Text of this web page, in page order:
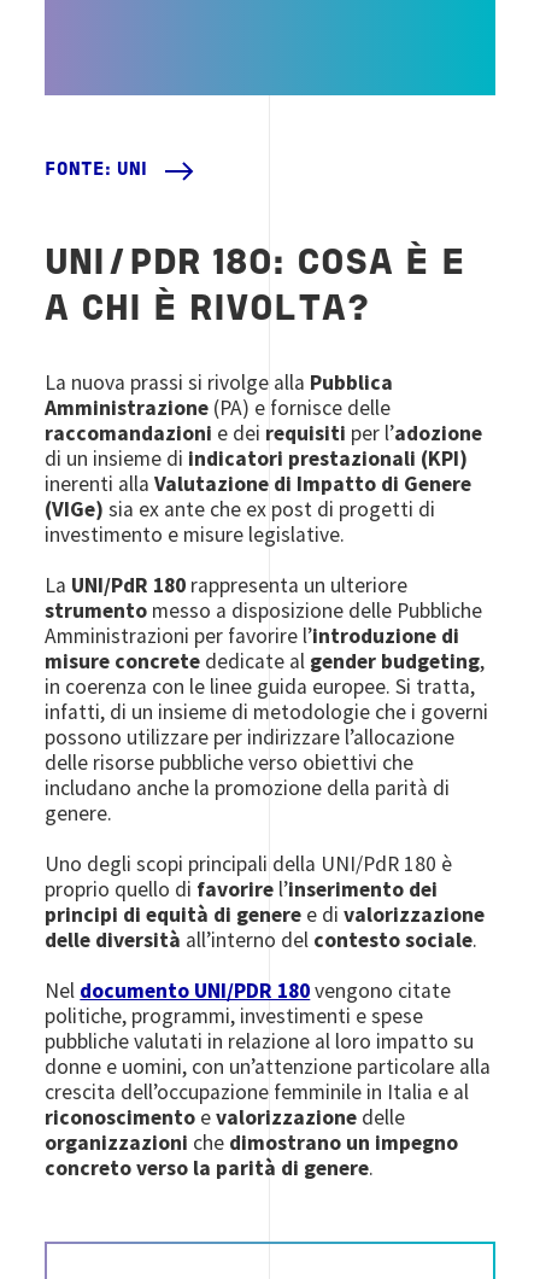
FONTE: UNI
UNI/PDR 180: COSA È E
A CHI È RIVOLTA?
La nuova prassi si rivolge alla Pubblica
Amministrazione (PA) e fornisce delle
raccomandazioni e dei requisiti per l’adozione
di un insieme di indicatori prestazionali (KPI)
inerenti allaValutazione di Impatto di Genere
(VIGe) sia ex ante che ex post di progetti di
investimento e misure legislative.
La UNI/PdR 180 rappresenta un ulteriore
strumento messo a disposizione delle Pubbliche
Amministrazioni per favorire l’introduzione di
misure concrete dedicate al gender budgeting,
in coerenza con le linee guida europee. Si tratta,
infatti, di un insieme di metodologie che i governi
possono utilizzare per indirizzare l’allocazione
delle risorse pubbliche verso obiettivi che
includano anche la promozione della parità di
genere.
Uno degli scopi principali della UNI/PdR 180 è
proprio quello di favorire l’inserimento dei
principi di equità di genere e di valorizzazione
delle diversità all’interno del contesto sociale.
Nel documento UNI/PDR 180vengono citate
politiche, programmi, investimenti e spese
pubbliche valutati in relazione al loro impatto su
donne e uomini, con un’attenzione particolare alla
crescita dell’occupazione femminile in Italia e al
riconoscimento evalorizzazione delle
organizzazioni che dimostrano un impegno
concreto verso la parità di genere.